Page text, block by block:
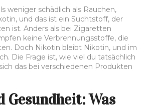
weniger schädlich als Rauchen,
und das ist ein Suchtstoff, der
ist. Anders als bei Zigaretten
keine Verbrennungsstoffe, die
Doch Nikotin bleibt Nikotin, und im
Die Frage ist, wie viel du tatsächlich
das bei verschiedenen Produkten
Was